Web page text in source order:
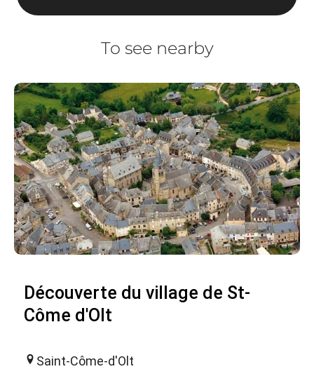
To see nearby
Découverte du village de St-
Côme d'Olt
Saint-Côme-d'Olt